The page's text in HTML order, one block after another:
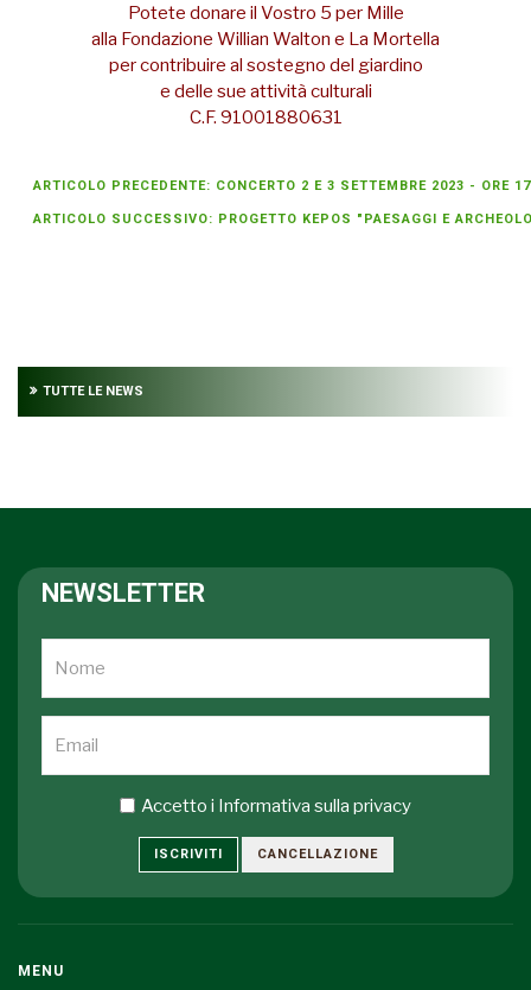
Potete donare il Vostro 5 per Mille
alla Fondazione Willian Walton e La Mortella
per contribuire al sostegno del giardino
e delle sue attività culturali
C.F. 91001880631
ARTICOLO PRECEDENTE: CONCERTO 2 E 3 SETTEMBRE 2023 - ORE
ARTICOLO SUCCESSIVO: PROGETTO KEPOS "PAESAGGI E
TUTTE LE NEWS
NEWSLETTER
Accetto i Informativa sulla privacy
ISCRIVITI CANCELLAZIONE
MENU